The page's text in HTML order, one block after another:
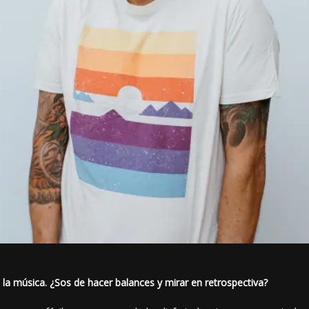
música. ¿Sos de hacer balances y mirar en retrospectiva?